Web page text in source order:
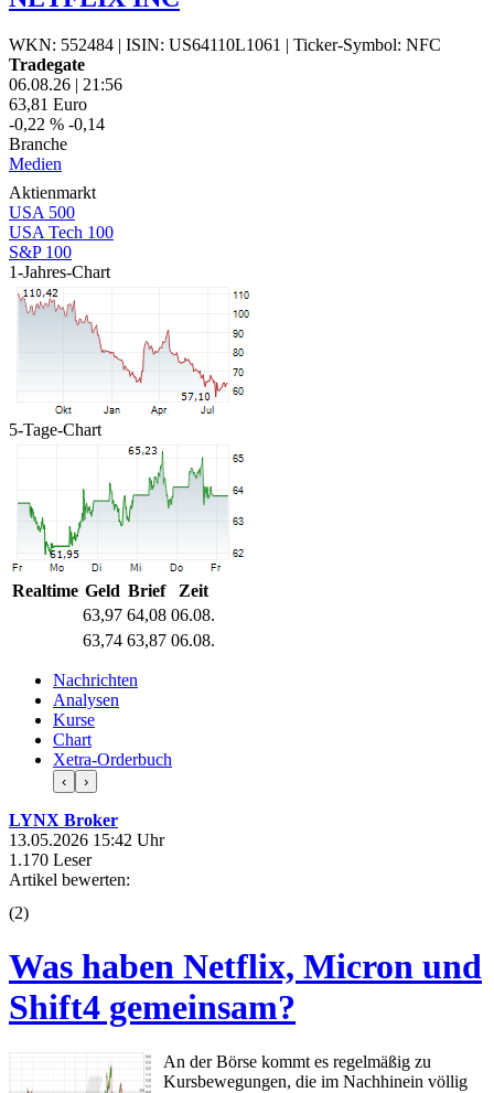
WKN: 552484 | ISIN: US64110L1061 | Ticker-Symbol: NFC
Tradegate
06.08.26 | 21:56
63,81 Euro
-0,22 % -0,14
Branche
Medien
Aktienmarkt
USA 500
USA Tech 100
S&P 100
1-Jahres-Chart
5-Tage-Chart
Realtime Geld Brief
Zeit
63,97 64,08 06.08.
63,74 63,87 06.08.
Nachrichten
Analysen
Kurse
Chart
Xetra-Orderbuch
‹ ›
LYNX Broker
13.05.2026 15:42 Uhr
1.170 Leser
Artikel bewerten:
(2)
Was haben Netflix, Micron und
Shift4 gemeinsam?
An der Börse kommt es regelmäßig zu
Kursbewegungen, die im Nachhinein völlig